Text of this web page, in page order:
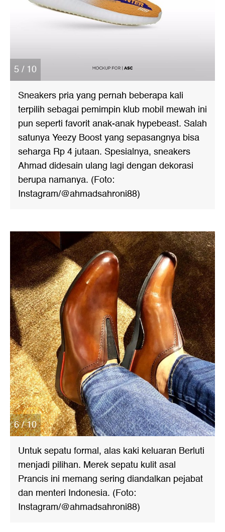
5 / 10
Sneakers pria yang pernah beberapa kali
terpilih sebagai pemimpin klub mobil mewah ini
pun seperti favorit anak-anak hypebeast. Salah
satunya Yeezy Boost yang sepasangnya bisa
seharga Rp 4 jutaan. Spesialnya, sneakers
Ahmad didesain ulang lagi dengan dekorasi
berupa namanya. (Foto:
Instagram/@ahmadsahroni88)
6 / 10
Untuk sepatu formal, alas kaki keluaran Berluti
menjadi pilihan. Merek sepatu kulit asal
Prancis ini memang sering diandalkan pejabat
dan menteri Indonesia. (Foto:
Instagram/@ahmadsahroni88)